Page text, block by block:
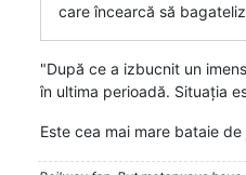
care încearcă să
"După ce a izbucnit un
în ultima perioadă. Situația
Este cea mai mare bataie